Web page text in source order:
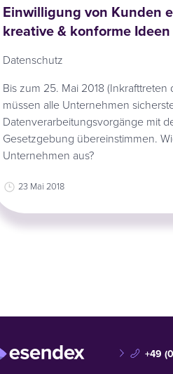
Einwilligung von Kunden
kreative & konforme Ideen
Datenschutz
Bis zum 25. Mai 2018 (Inkrafttreten
müssen alle Unternehmen
Datenverarbeitungsvorgänge mit
Gesetzgebung übereinstimmen.
Unternehmen aus?
23 Mai 2018
+49